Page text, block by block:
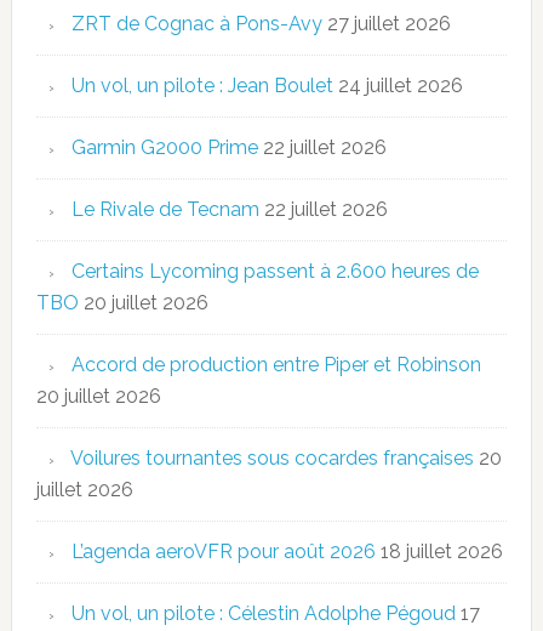
ZRT de Cognac à Pons-Avy 27 juillet 2026
Un vol, un pilote : Jean Boulet 24 juillet 2026
Garmin G2000 Prime 22 juillet 2026
Le Rivale de Tecnam 22 juillet 2026
Certains Lycoming passent à 2.600 heures de
TBO 20 juillet 2026
Accord de production entre Piper et Robinson
20 juillet 2026
Voilures tournantes sous cocardes françaises 20
juillet 2026
L’agenda aeroVFR pour août 2026 18 juillet 2026
Un vol, un pilote : Célestin Adolphe Pégoud 17